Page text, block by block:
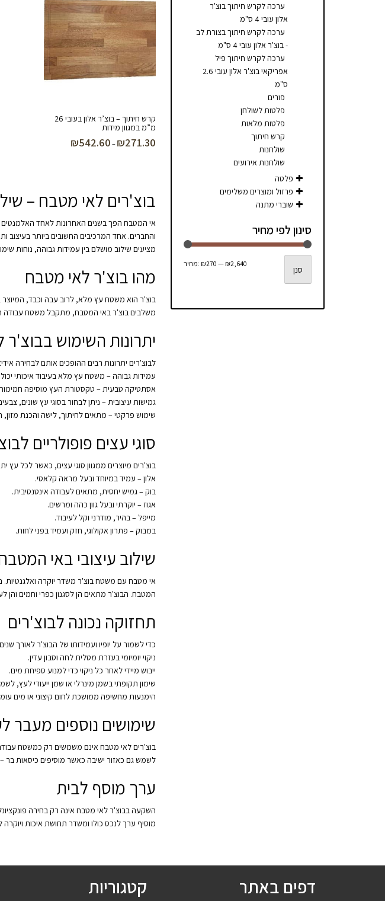
ערכה לקרש חיתוך בוצ'ר
אלון עובי 4 ס"מ
ערכה לקרש חיתוך בצורת לב
- בוצ'ר אלון עובי 4 ס"מ
ערכה לקרש חיתוך פיל
אפריקאי בוצ'ר אלון עובי 2.6
ס"מ
פורים
פלטות לשולחן
פלטות מלאות
קרש חיתוך
שולחנות
שולחנות אירועים
פלטה
פרזול ומוצרים משלימים
שוברי מתנה
סינון לפי מחיר
מחיר
מחיר
סנן
מחיר:₪270—₪2,640
קרש חיתוך – בוצ’ר אלון בעובי 26
מ”מ במגוון מידות
₪271.30
–
₪542.60
בוצ'רים לאי מטבח –
אי המטבח הפך בשנים האחרונות לאחד האלמנטים
והחברים. אחד המרכיבים החשובים ביותר
מציעים שילוב מושלם בין עמידות גבוהה, נוחות
מהו בוצ'ר לאי מטבח
בוצ'ר הוא משטח עץ מלא, לרוב עבה וכבד, המיוצר
משלבים בוצ'ר באי המטבח, מתקבל משטח עבודה
יתרונות השימוש
לבוצ'רים יתרונות רבים ההופכים אותם לבחירה
עמידות גבוהה – משטח עץ מלא בעיבוד איכותי
אסתטיקה טבעית – טקסטורת העץ מוסיפה
גמישות עיצובית – ניתן לבחור בסוגי עץ שונים,
שימוש פרקטי – מתאים לחיתוך, לישה והכנת מזון,
סוגי עצים פופולריים
בוצ'רים מיוצרים ממגוון סוגי עצים, כאשר לכל עץ
אלון – עמיד במיוחד ובעל מראה קלאסי.
בוק – גמיש יחסית, מתאים לעבודה אינטנסיבית.
אגוז – יוקרתי ובעל גוון כהה ומרשים.
מייפל – בהיר, מודרני וקל לעיבוד.
במבוק – פתרון אקולוגי, חזק ועמיד בפני לחות.
שילוב עיצובי באי
אי מטבח עם משטח בוצ'ר משדר יוקרה ואלגנטיות.
המטבח. הבוצ'ר מתאים הן לסגנון כפרי וחמים והן
תחזוקה נכונה לבוצ'רים
כדי לשמור על יופיו ועמידותו של הבוצ'ר לאורך
ניקוי יומיומי בעזרת מטלית לחה וסבון עדין.
ייבוש מיידי לאחר כל ניקוי כדי למנוע ספיחת מים.
שימון תקופתי בשמן מינרלי או שמן ייעודי לעץ,
הימנעות מחשיפה ממושכת לחום קיצוני או מים
שימושים נוספים מעבר
בוצ'רים לאי מטבח אינם משמשים רק כמשטח
לשמש גם כאזור ישיבה כאשר מוסיפים כיסאות
ערך מוסף לבית
השקעה בבוצ'ר לאי מטבח אינה רק בחירה
מוסיף ערך לנכס כולו ומשדר תחושת איכות
דפים באתר קטגוריות